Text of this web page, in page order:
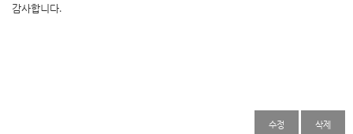
감사합니다.
수정 삭제